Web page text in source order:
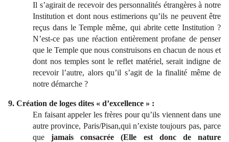
Il s’agirait de recevoir des personnalités étrangères à notre
Institution et dont nous estimerions qu’ils ne peuvent être
reçus dans le Temple même, qui abrite cette Institution ?
N’est-ce pas une réaction entièrement profane de penser
que le Temple que nous construisons en chacun de nous et
dont nos temples sont le reflet matériel, serait indigne de
recevoir l’autre, alors qu’il s’agit de la finalité même de
notre démarche ?
9. Création de loges dites « d’excellence » :
En faisant appeler les frères pour qu’ils viennent dans une
autre province, Paris/Pisan,qui n’existe toujours pas, parce
que
jamais consacrée (Elle est donc de nature